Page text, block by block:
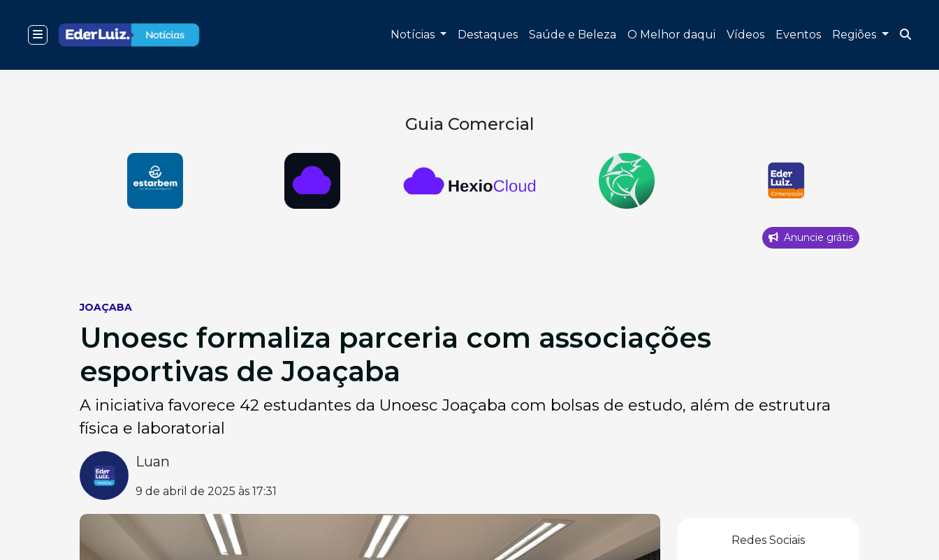
Notícias Destaques Saúde e Beleza O Melhor daqui Vídeos Eventos Regiões
Guia Comercial
Anuncie grátis
JOAÇABA
Unoesc formaliza parceria com associações
esportivas de Joaçaba
A iniciativa favorece 42 estudantes da Unoesc Joaçaba com bolsas de estudo, além de estrutura
física e laboratorial
Luan
9 de abril de 2025 às 17:31
Redes Sociais